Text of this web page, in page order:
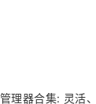
理器合集: 灵活